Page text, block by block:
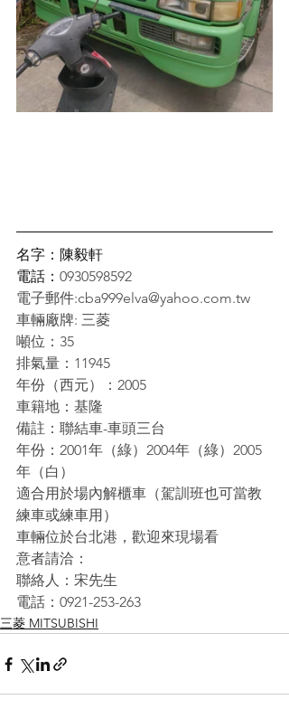
名字：陳毅軒
電話： 0930598592
電子郵件:cba999elva@yahoo.com.tw
車輛廠牌: 三菱
噸位：35
排氣量：11945
年份（西元）：2005
車籍地：基隆
備註：聯結車-車頭三台
年份：2001年（綠）2004年（綠）2005
年（白）
適合用於場內解櫃車（駕訓班也可當教
練車或練車用）
車輛位於台北港，歡迎來現場看
意者請洽：
聯絡人：宋先生
電話：0921-253-263
三菱 MITSUBISHI